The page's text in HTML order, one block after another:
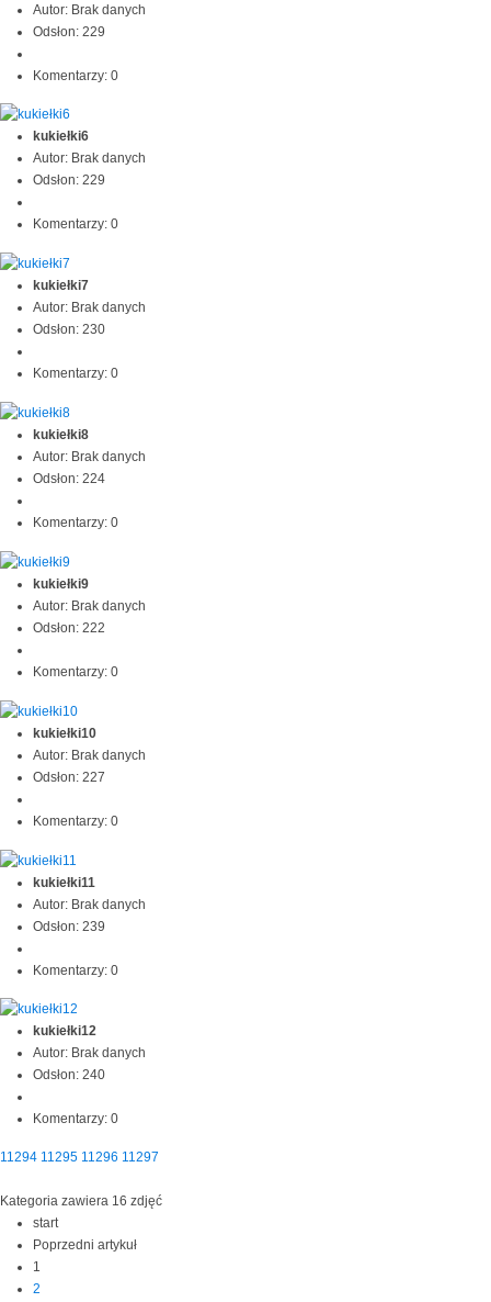
Autor: Brak danych
Odsłon: 229
Komentarzy: 0
kukiełki6
Autor: Brak danych
Odsłon: 229
Komentarzy: 0
kukiełki7
Autor: Brak danych
Odsłon: 230
Komentarzy: 0
kukiełki8
Autor: Brak danych
Odsłon: 224
Komentarzy: 0
kukiełki9
Autor: Brak danych
Odsłon: 222
Komentarzy: 0
kukiełki10
Autor: Brak danych
Odsłon: 227
Komentarzy: 0
kukiełki11
Autor: Brak danych
Odsłon: 239
Komentarzy: 0
kukiełki12
Autor: Brak danych
Odsłon: 240
Komentarzy: 0
11294 11295 11296 11297
Kategoria zawiera 16 zdjęć
start
Poprzedni artykuł
1
2